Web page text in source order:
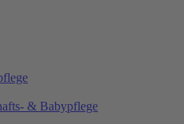
& Babypflege